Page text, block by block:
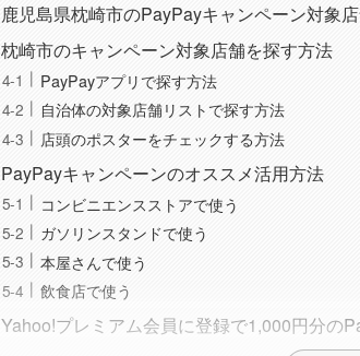
鹿児島県枕崎市のPayPayキャンペーン対象
枕崎市のキャンペーン対象店舗を探す方法
PayPayアプリで探す方法
自治体の対象店舗リストで探す方法
店頭のポスターをチェックする方法
PayPayキャンペーンのオススメ活用方法
コンビニエンスストアで使う
ガソリンスタンドで使う
本屋さんで使う
飲食店で使う
Yahoo!プレミアム会員に登録で1,000円分の